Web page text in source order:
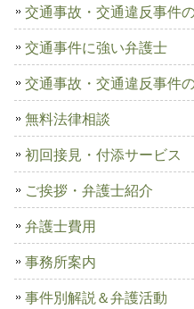
交通事故・交通違反事件
交通事件に強い弁護士
交通事故・交通違反事件
無料法律相談
初回接見・付添サービス
ご挨拶・弁護士紹介
弁護士費用
事務所案内
事件別解説＆弁護活動